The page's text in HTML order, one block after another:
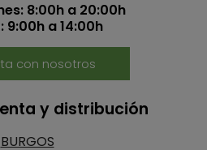
8:00h a 20:00h
9:00h a 14:00h
con nosotros
y distribución
BURGOS